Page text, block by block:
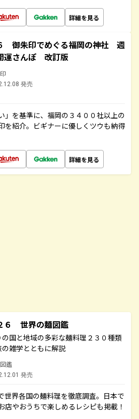
詳細を見る
御朱印でめぐる福岡の神社 週
運さんぽ 改訂版
発売
」を基準に、福岡の３４００社以上の
を紹介。ビギナーに優しくツウも納得
詳細を見る
６ 世界の麺図鑑
の国と地域の多彩な麺料理２３０種類
の雑学とともに解説
鑑
発売
世界各国の麺料理を徹底調査。日本で
店やおうちで楽しめるレシピも掲載！